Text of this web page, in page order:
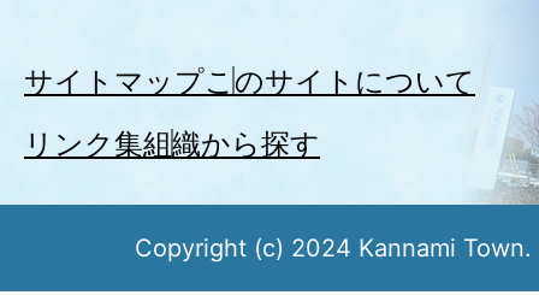
サイトマップこのサイトについて
リンク集組織から探す
Copyright (c) 2024 Kannami